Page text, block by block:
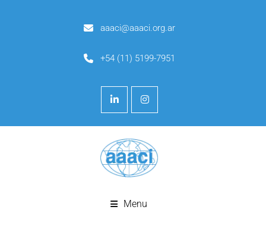
aaaci@aaaci.org.ar
+54 (11) 5199-7951
Menu